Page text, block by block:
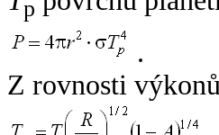
p
.
Z rovnosti